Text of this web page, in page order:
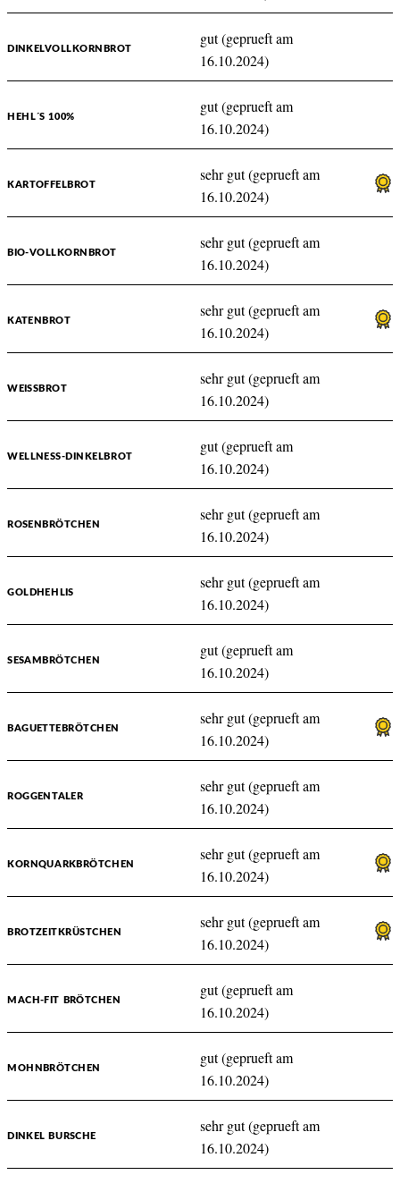
DINKELVOLLKORNBROT
gut (geprueft am
16.10.2024)
HEHL´S 100%
gut (geprueft am
16.10.2024)
KARTOFFELBROT
sehr gut (geprueft am
16.10.2024)
BIO-VOLLKORNBROT
sehr gut (geprueft am
16.10.2024)
KATENBROT
sehr gut (geprueft am
16.10.2024)
WEISSBROT
sehr gut (geprueft am
16.10.2024)
WELLNESS-DINKELBROT
gut (geprueft am
16.10.2024)
ROSENBRÖTCHEN
sehr gut (geprueft am
16.10.2024)
GOLDHEHLIS
sehr gut (geprueft am
16.10.2024)
SESAMBRÖTCHEN
gut (geprueft am
16.10.2024)
BAGUETTEBRÖTCHEN
sehr gut (geprueft am
16.10.2024)
ROGGENTALER
sehr gut (geprueft am
16.10.2024)
KORNQUARKBRÖTCHEN
sehr gut (geprueft am
16.10.2024)
BROTZEITKRÜSTCHEN
sehr gut (geprueft am
16.10.2024)
MACH-FIT BRÖTCHEN
gut (geprueft am
16.10.2024)
MOHNBRÖTCHEN
gut (geprueft am
16.10.2024)
DINKEL BURSCHE
sehr gut (geprueft am
16.10.2024)